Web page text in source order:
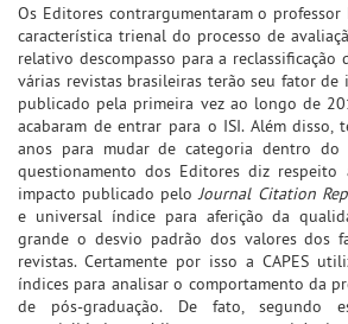
Os Editores contrargumentaram o professor
característica trienal do processo de
relativo descompasso para a reclassificação
várias revistas brasileiras terão seu fator de
publicado pela primeira vez ao longo de
acabaram de entrar para o ISI. Além disso,
anos para mudar de categoria dentro do
questionamento dos Editores diz
impacto publicado peloJournal Citation
e universal índice para aferição da
grande o desvio padrão dos valores dos
revistas. Certamente por isso a CAPES
índices para analisar o comportamento da
de pós-graduação. De fato, segundo